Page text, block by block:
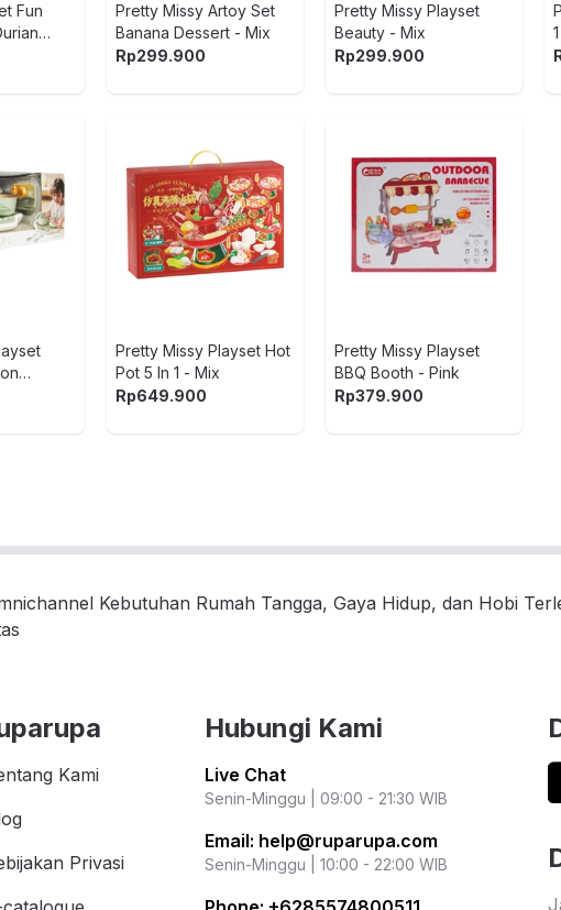
Fun
Pretty Missy Artoy Set
Banana Dessert - Mix
Rp299.900
Pretty Missy Playset
Beauty - Mix
Rp299.900
Pretty Missy Playset Hot
Pot 5 In 1 - Mix
Rp649.900
Pretty Missy Playset
BBQ Booth - Pink
Rp379.900
Kebutuhan Rumah Tangga, Gaya Hidup, dan Hobi
Kami
Privasi
Hubungi Kami
Live Chat
Senin-Minggu | 09:00 - 21:30 WIB
Email: help@ruparupa.com
Senin-Minggu | 10:00 - 22:00 WIB